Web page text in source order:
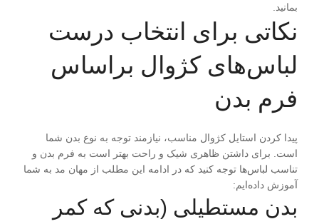
بمانید.
نکاتی برای انتخاب درست
لباس‌های کژوال براساس
فرم بدن
پیدا کردن استایل کژوال مناسب، نیازمند توجه به نوع بدن شما
است. برای داشتن ظاهری شیک و راحت بهتر است به فرم بدن و
تناسب لباس‌ها توجه کنید که در ادامه این مطلب از مهان مد به شما
آموزش داده‌ایم:
بدن مستطیلی (بدنی که کمر